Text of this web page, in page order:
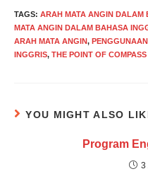
TAGS: ARAH MATA ANGIN DALAM
MATA ANGIN DALAM BAHASA
ARAH MATA ANGIN,
INGGRIS, THE POINT OF COMPASS
YOU MIGHT ALSO
Program
3